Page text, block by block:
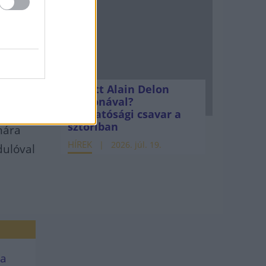
a
Mi lett Alain Delon
vagyonával?
Adóhatósági csavar a
sztoriban
HÍREK 2026. júl. 19.